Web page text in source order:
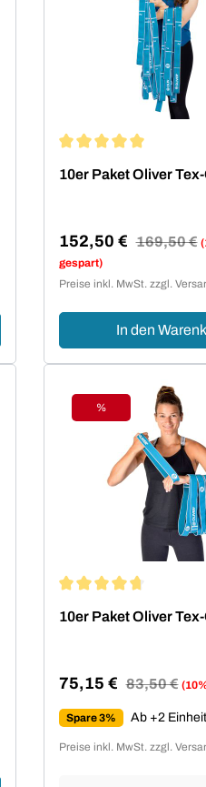
10er Paket Oliver
Verkaufspreis:
152,50 € Regulärer
169,50 €
gespart)
Preise inkl. MwSt. zzgl.
In den
Rabatt
%
10er Paket Oliver
Verkaufspreis:
75,15 € Regulärer Preis:
83,50 €
Spare 3% Ab +2
Preise inkl. MwSt. zzgl.